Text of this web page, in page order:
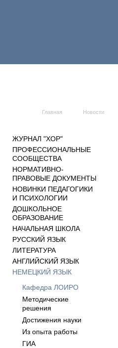
Главная Новости
ЖУРНАЛ "ХОР"
ПРОФЕССИОНАЛЬНЫЕ
СООБЩЕСТВА
НОРМАТИВНО-
ПРАВОВЫЕ ДОКУМЕНТЫ
НОВИНКИ ПЕДАГОГИКИ
И ПСИХОЛОГИИ
ДОШКОЛЬНОЕ
ОБРАЗОВАНИЕ
НАЧАЛЬНАЯ ШКОЛА
РУССКИЙ ЯЗЫК
ЛИТЕРАТУРА
АНГЛИЙСКИЙ ЯЗЫК
НЕМЕЦКИЙ ЯЗЫК
Кафедра ЛОИРО
Методические
решения
Достижения науки
Из опыта работы
ГИА